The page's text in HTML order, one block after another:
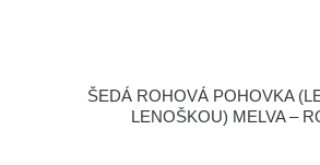
ŠEDÁ ROHOVÁ POHOVKA
LENOŠKOU) MELVA –